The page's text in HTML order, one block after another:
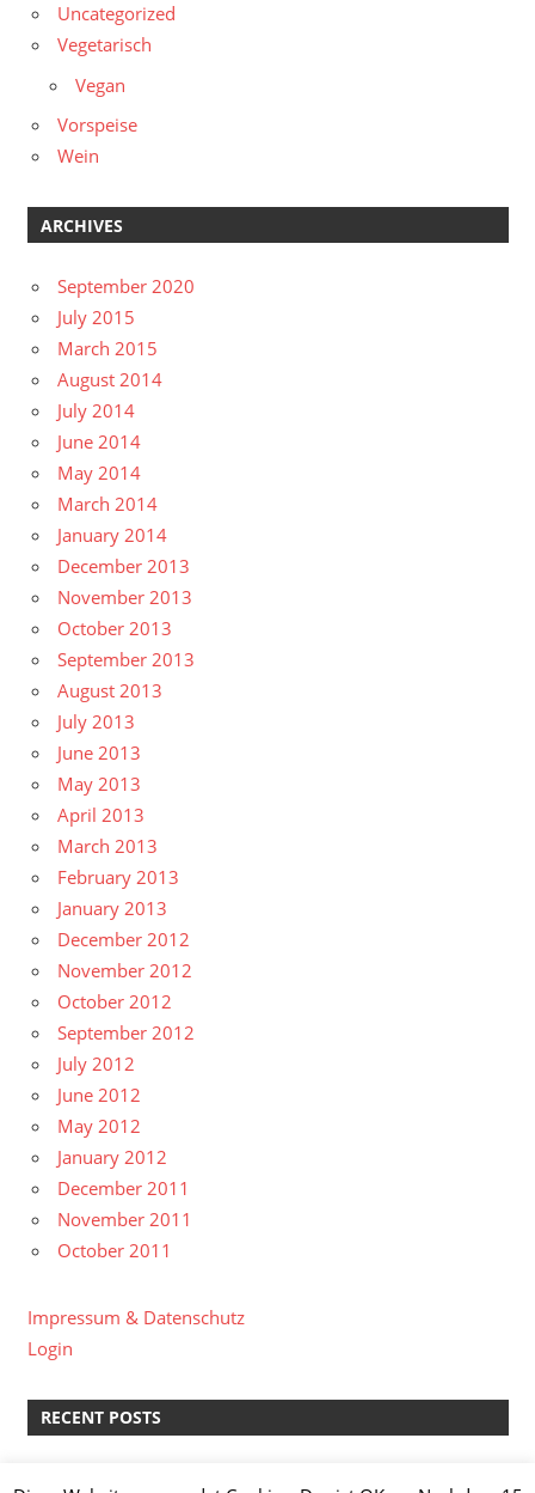
Uncategorized
Vegetarisch
Vegan
Vorspeise
Wein
ARCHIVES
September 2020
July 2015
March 2015
August 2014
July 2014
June 2014
May 2014
March 2014
January 2014
December 2013
November 2013
October 2013
September 2013
August 2013
July 2013
June 2013
May 2013
April 2013
March 2013
February 2013
January 2013
December 2012
November 2012
October 2012
September 2012
July 2012
June 2012
May 2012
January 2012
December 2011
November 2011
October 2011
Impressum & Datenschutz
Login
RECENT POSTS